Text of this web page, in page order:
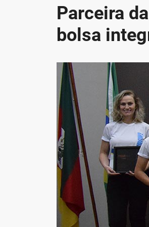
Parceira
bolsa